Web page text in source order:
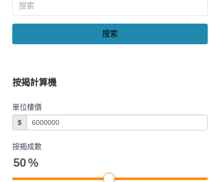
搜索
按揭計算機
單位樓價
$
按揭成數
50%